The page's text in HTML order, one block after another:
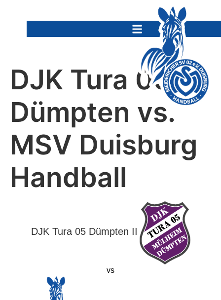
DJK Tura 05
Dümpten vs.
MSV Duisburg
Handball
DJK Tura 05 Dümpten II
vs